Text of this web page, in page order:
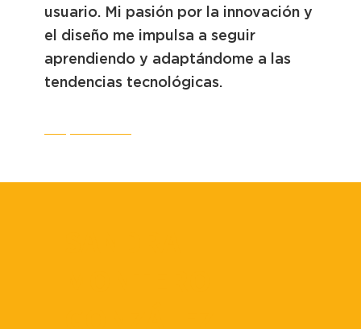
usuario. Mi pasión por la innovación y
el diseño me impulsa a seguir
aprendiendo y adaptándome a las
tendencias tecnológicas.